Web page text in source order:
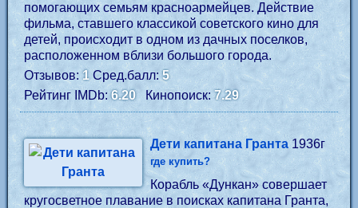
помогающих семьям красноармейцев. Действие
фильма, ставшего классикой советского кино для
детей, происходит в одном из дачных поселков,
расположенном вблизи большого города.
Отзывов: 1 Сред.балл: 5
Рейтинг IMDb:6.20Кинопоиск:7.29
Дети капитана Гранта1936г
где купить?
Корабль «Дункан» совершает
кругосветное плавание в поисках капитана Гранта,